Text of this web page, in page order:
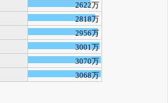
2622万
2818万
2956万
3001万
3070万
3068万